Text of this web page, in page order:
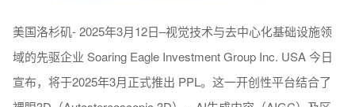
美国洛杉矶- 2025年3月12日–视觉技术与去中心化基础设施领
域的先驱企业 Soaring Eagle Investment Group Inc. USA 今日
宣布，将于2025年3月正式推出 PPL。这一开创性平台结合了